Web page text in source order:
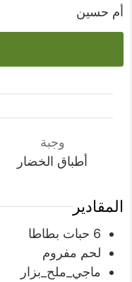
أم حسين
وجبة
أطباق الخضار
المقادير
6 حبات بطاطا
لحم مفروم
ماجي_ملح_بزار